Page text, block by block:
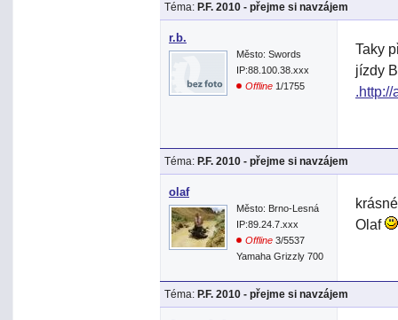
Téma: P.F. 2010 - přejme si navzájem
r.b.
Město: Swords
IP:88.100.38.xxx
Offline 1/1755
Taky
jízdy
Téma: P.F. 2010 - přejme si navzájem
olaf
Město: Brno-Lesná
IP:89.24.7.xxx
Offline 3/5537
Yamaha Grizzly 700
Olaf
Téma: P.F. 2010 - přejme si navzájem